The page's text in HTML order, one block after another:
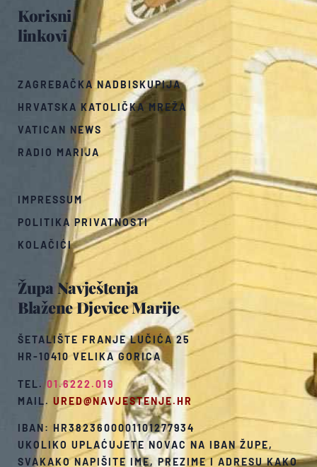
Župa Navještenja
Blažene Djevice Marije
ŠETALIŠTE FRANJE LUČIĆA 25
HR-10410 VELIKA GORICA
TEL.01.6222.019
MAIL. URED@NAVJESTENJE.HR
IBAN: HR3823600001101277934
UKOLIKO UPLAĆUJETE NOVAC NA IBAN ŽUPE,
SVAKAKO NAPIŠITE IME, PREZIME I ADRESU KAKO
Korisni
linkovi
ZAGREBAČKA NADBISKUPIJA
HRVATSKA KATOLIČKA MREŽA
VATICAN NEWS
RADIO MARIJA
IMPRESSUM
POLITIKA PRIVATNOSTI
KOLAČIĆI